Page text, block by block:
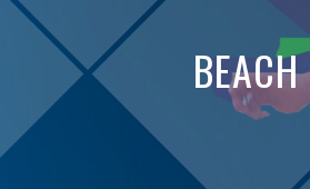
BEACH